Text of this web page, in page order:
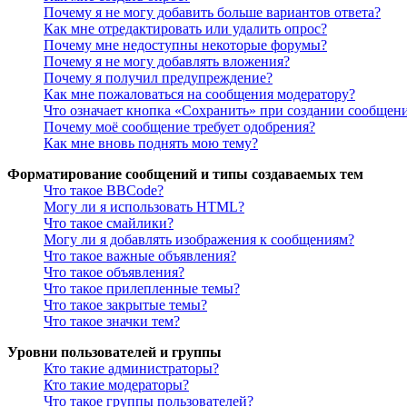
Почему я не могу добавить больше вариантов ответа?
Как мне отредактировать или удалить опрос?
Почему мне недоступны некоторые форумы?
Почему я не могу добавлять вложения?
Почему я получил предупреждение?
Как мне пожаловаться на сообщения модератору?
Что означает кнопка «Сохранить» при создании
Почему моё сообщение требует одобрения?
Как мне вновь поднять мою тему?
Форматирование сообщений и типы создаваемых тем
Что такое BBCode?
Могу ли я использовать HTML?
Что такое смайлики?
Могу ли я добавлять изображения к сообщениям?
Что такое важные объявления?
Что такое объявления?
Что такое прилепленные темы?
Что такое закрытые темы?
Что такое значки тем?
Уровни пользователей и группы
Кто такие администраторы?
Кто такие модераторы?
Что такое группы пользователей?